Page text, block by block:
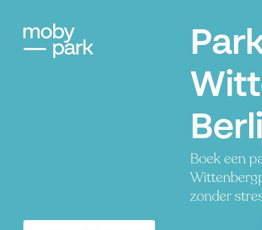
Boek een
zonder